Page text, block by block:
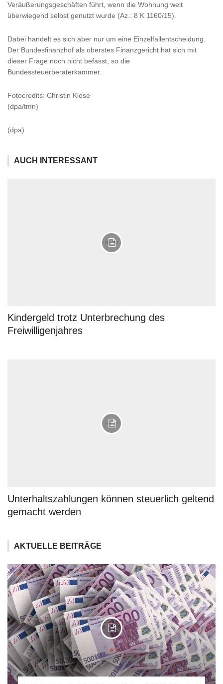
Veräußerungsgeschäften führt, wenn die Wohnung weit
überwiegend selbst genutzt wurde (Az.: 8 K 1160/15).
Dabei handelt es sich aber nur um eine Einzelfallentscheidung.
Der Bundesfinanzhof als oberstes Finanzgericht hat sich mit
dieser Frage noch nicht befasst, so die
Bundessteuerberaterkammer.
Fotocredits: Christin Klose
(dpa/tmn)
(dpa)
AUCH INTERESSANT
Kindergeld trotz Unterbrechung des
Freiwilligenjahres
Unterhaltszahlungen können steuerlich geltend
gemacht werden
AKTUELLE BEITRÄGE